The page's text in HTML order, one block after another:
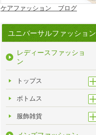
ケアファッション ブログ
ユニバーサルファッション
レディースファッショ
ン
トップス
ボトムス
服飾雑貨